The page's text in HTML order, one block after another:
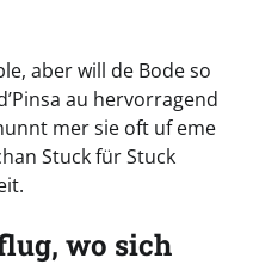
aber will de Bode so
au hervorragend
mer sie oft uf eme
Stuck für Stuck
wo sich